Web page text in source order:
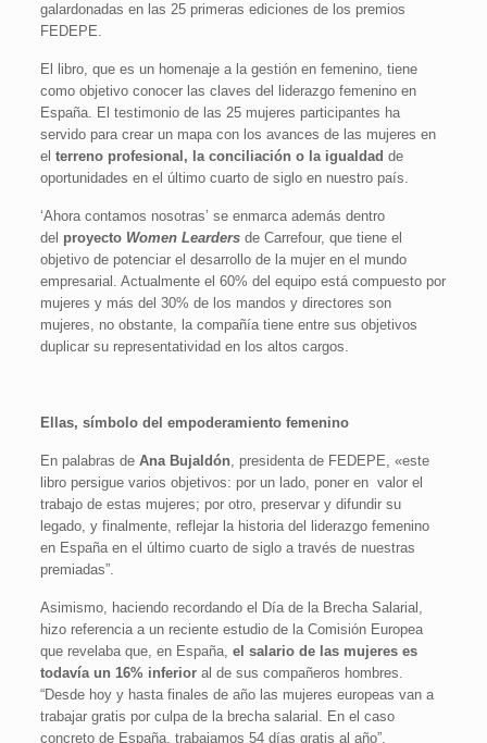
galardonadas en las 25 primeras ediciones de los premios
FEDEPE.
El libro, que es un homenaje a la gestión en femenino, tiene
como objetivo conocer las claves del liderazgo femenino en
España. El testimonio de las 25 mujeres participantes ha
servido para crear un mapa con los avances de las mujeres en
elterreno profesional, la conciliación o la igualdad de
oportunidades en el último cuarto de siglo en nuestro país.
‘Ahora contamos nosotras’ se enmarca además dentro
del proyecto Women Learders de Carrefour, que tiene el
objetivo de potenciar el desarrollo de la mujer en el mundo
empresarial. Actualmente el 60% del equipo está compuesto por
mujeres y más del 30% de los mandos y directores son
mujeres, no obstante, la compañía tiene entre sus objetivos
duplicar su representatividad en los altos cargos.
Ellas, símbolo del empoderamiento femenino
En palabras deAna Bujaldón, presidenta de FEDEPE, «este
libro persigue varios objetivos: por un lado, poner en valor el
trabajo de estas mujeres; por otro, preservar y difundir su
legado, y finalmente, reflejar la historia del liderazgo femenino
en España en el último cuarto de siglo a través de nuestras
premiadas”.
Asimismo, haciendo recordando el Día de la Brecha Salarial,
hizo referencia a un reciente estudio de la Comisión Europea
que revelaba que, en España,el salario de las mujeres es
todavía un 16% inferior al de sus compañeros hombres.
“Desde hoy y hasta finales de año las mujeres europeas van a
trabajar gratis por culpa de la brecha salarial. En el caso
concreto de España, trabajamos 54 días gratis al año”,